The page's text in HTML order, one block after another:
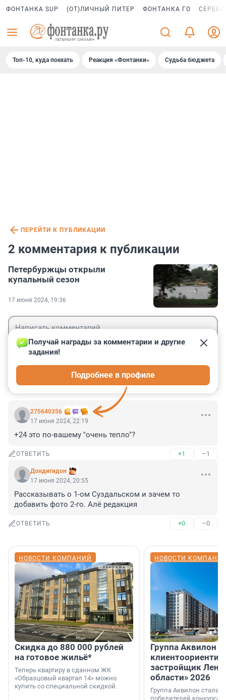
ФОНТАНКА SUP (ОТ)ЛИЧНЫЙ ПИТЕР ФОНТАНКА ГО
Топ-10, куда поехать Реакция «Фонтанки» Судьба бюджета
ПЕРЕЙТИ К ПУБЛИКАЦИИ
2 комментария к публикации
Петербуржцы открыли
купальный сезон
17 июня 2024, 19:36
275640356
Получай награды за комментарии и другие
задания!
Подробнее в профиле
17 июня 2024, 22:19
+24 это по-вашему "очень тепло"?
ОТВЕТИТЬ +1 –1
Дондигидон
17 июня 2024, 20:55
Рассказывать о 1-ом Суздальском и зачем то
добавить фото 2-го. Алё редакция
ОТВЕТИТЬ +0 –0
НОВОСТИ КОМПАНИЙ
Скидка до 880 000 рублей
на готовое жильё*
Теперь квартиру в сданном ЖК
«Образцовый квартал 14» можно
купить со специальной скидкой.
НОВОСТИ
Группа Аквилон
застройщик
области» 2026
Группа Аквилон стала
победителей конкурса